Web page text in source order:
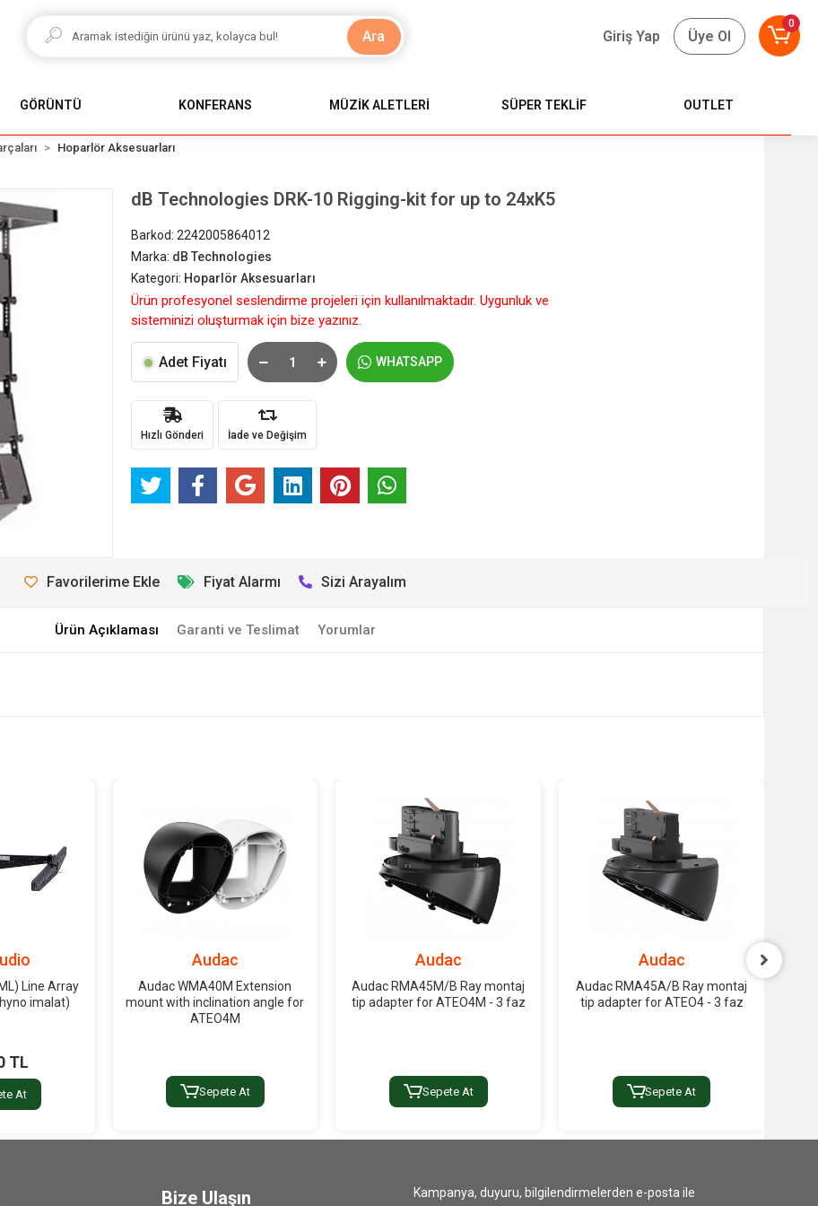
Ara Giriş Yap Üye Ol
0
GÖRÜNTÜ KONFERANS MÜZİK ALETLERİ SÜPER TEKLİF OUTLET
Hoparlör Aksesuarları
dB Technologies DRK-10 Rigging-kit for up to 24xK5
Barkod:2242005864012
Marka: dB Technologies
Kategori: Hoparlör Aksesuarları
Ürün profesyonel seslendirme projeleri için kullanılmaktadır. Uygunluk ve
sisteminizi oluşturmak için bize yazınız.
Adet Fiyatı WHATSAPP
Hızlı Gönderi İade ve Değişim
Favorilerime Ekle Fiyat Alarmı Sizi Arayalım
Ürün Açıklaması Garanti ve Teslimat Yorumlar
Line Array
imalat)
TL
At
Audac
Audac WMA40M Extension
mount with inclination angle for
ATEO4M
Sepete At
Audac
Audac RMA45M/B Ray montaj
tip adapter for ATEO4M - 3 faz
Sepete At
Audac
Audac RMA45A/B Ray montaj
tip adapter for ATEO4 - 3 faz
Sepete At
Bize Ulaşın
Kampanya, duyuru, bilgilendirmelerden e-posta ile